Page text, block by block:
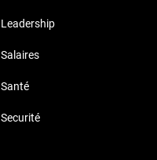
Leadership
Salaires
Santé
Securité